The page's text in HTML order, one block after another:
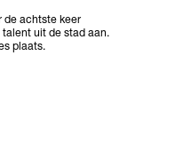
de achtste keer
uit de stad aan.
plaats.